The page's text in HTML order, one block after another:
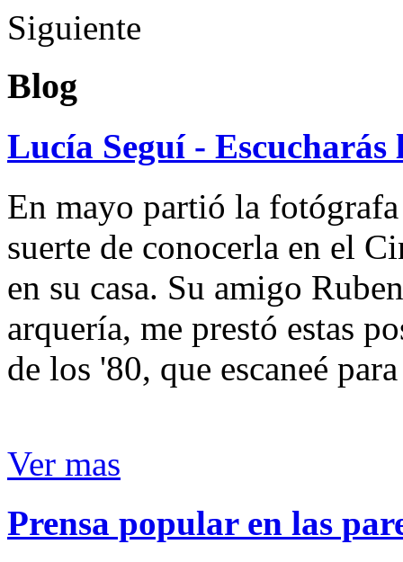
Siguiente
Blog
Lucía Seguí - Escucharás
En mayo partió la
suerte de conocerla en el
en su casa. Su amigo
arquería, me prestó estas
de los '80, que escaneé
Ver mas
Prensa popular en las